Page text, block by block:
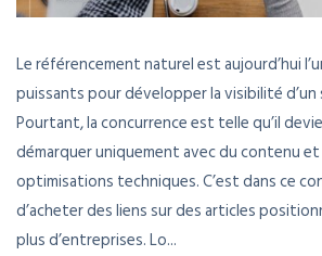
Le référencement naturel est aujourd’hui
puissants pour développer la visibilité
Pourtant, la concurrence est telle qu’il
démarquer uniquement avec du contenu
optimisations techniques. C’est dans ce
d’acheter des liens sur des articles
plus d’entreprises. Lo...